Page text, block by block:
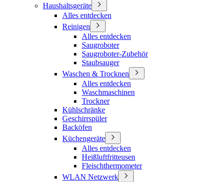
Haushaltsgeräte
Alles entdecken
Reinigen
Alles entdecken
Saugroboter
Saugroboter-Zubehör
Staubsauger
Waschen & Trocknen
Alles entdecken
Waschmaschinen
Trockner
Kühlschränke
Geschirrspüler
Backöfen
Küchengeräte
Alles entdecken
Heißluftfritteusen
Fleischthermometer
WLAN Netzwerk